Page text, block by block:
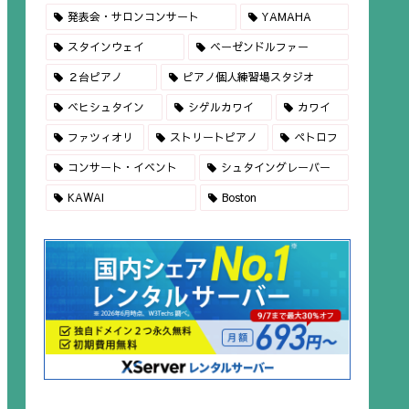
発表会・サロンコンサート YAMAHA
スタインウェイ ベーゼンドルファー
２台ピアノ ピアノ個人練習場スタジオ
ベヒシュタイン シゲルカワイ カワイ
ファツィオリ ストリートピアノ ペトロフ
コンサート・イベント シュタイングレーバー
KAWAI Boston